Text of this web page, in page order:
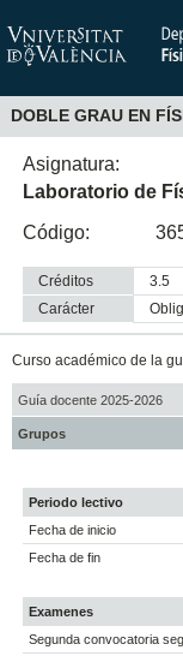
DOBLE GRAU EN
Asignatura:
Laboratorio de
Código:
Créditos
3.5
Carácter
Curso académico de la
Guía docente 2025-2026
Grupos
Periodo lectivo
Fecha de inicio
Fecha de fin
Examenes
Segunda convocatoria